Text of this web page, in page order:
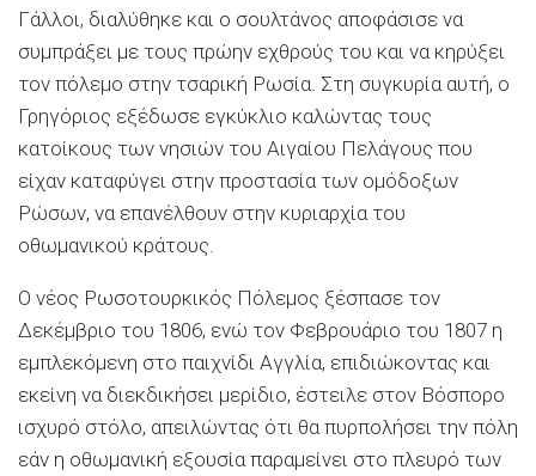
Γάλλοι, διαλύθηκε και ο σουλτάνος αποφάσισε να
συμπράξει με τους πρώην εχθρούς του και να κηρύξει
τον πόλεμο στην τσαρική Ρωσία. Στη συγκυρία αυτή, ο
Γρηγόριος εξέδωσε εγκύκλιο καλώντας τους
κατοίκους των νησιών του Αιγαίου Πελάγους που
είχαν καταφύγει στην προστασία των ομόδοξων
Ρώσων, να επανέλθουν στην κυριαρχία του
οθωμανικού κράτους.
Ο νέος Ρωσοτουρκικός Πόλεμος ξέσπασε τον
Δεκέμβριο του 1806, ενώ τον Φεβρουάριο του 1807 η
εμπλεκόμενη στο παιχνίδι Αγγλία, επιδιώκοντας και
εκείνη να διεκδικήσει μερίδιο, έστειλε στον Βόσπορο
ισχυρό στόλο, απειλώντας ότι θα πυρπολήσει την πόλη
εάν η οθωμανική εξουσία παραμείνει στο πλευρό των